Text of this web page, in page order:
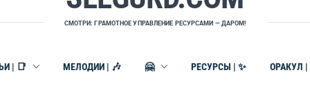
СМОТРИ: ГРАМОТНОЕ УПРАВЛЕНИЕ РЕСУРСАМИ — ДАРОМ!
| 📑 МЕЛОДИИ | 🎶 🤗 РЕСУРСЫ | ✨ ОРАКУЛ |